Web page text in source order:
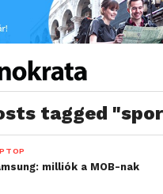
tagged
milliók a MOB-nak